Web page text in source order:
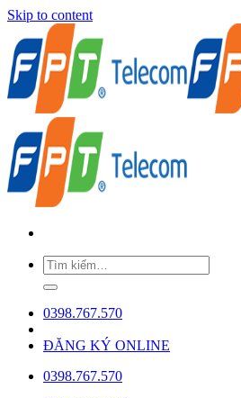
Skip to content
0398.767.570
ĐĂNG KÝ ONLINE
0398.767.570